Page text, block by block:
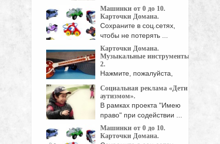
Машинки от 0 до 10.
Карточки Домана.
Сохраните в соц.сетях,
чтобы не потерять ...
Карточки Домана.
Музыкальные инструменты
2.
Нажмите, пожалуйста,
Социальная реклама «Дети с
аутизмом».
В рамках проекта "Имею
право" при содействии ...
Машинки от 0 до 10.
Карточки Домана.